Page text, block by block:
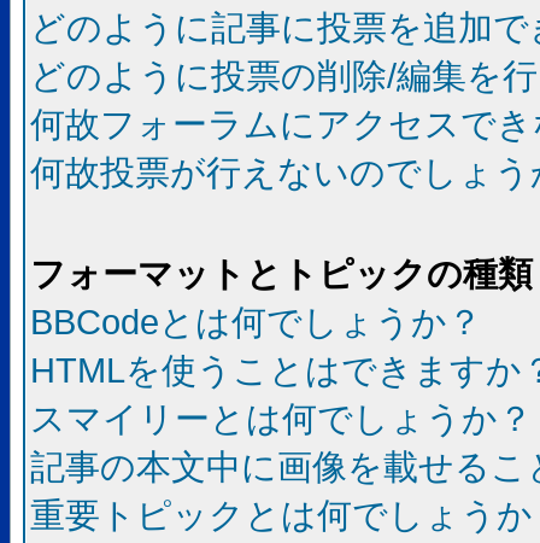
どのように記事に投票を追加
どのように投票の削除/編集を
何故フォーラムにアクセスで
何故投票が行えないのでしょう
フォーマットとトピックの種類
BBCodeとは何でしょうか？
HTMLを使うことはできますか
スマイリーとは何でしょうか？
記事の本文中に画像を載せる
重要トピックとは何でしょうか